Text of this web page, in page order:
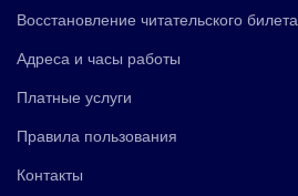
Восстановление читательского билета
Адреса и часы работы
Платные услуги
Правила пользования
Контакты